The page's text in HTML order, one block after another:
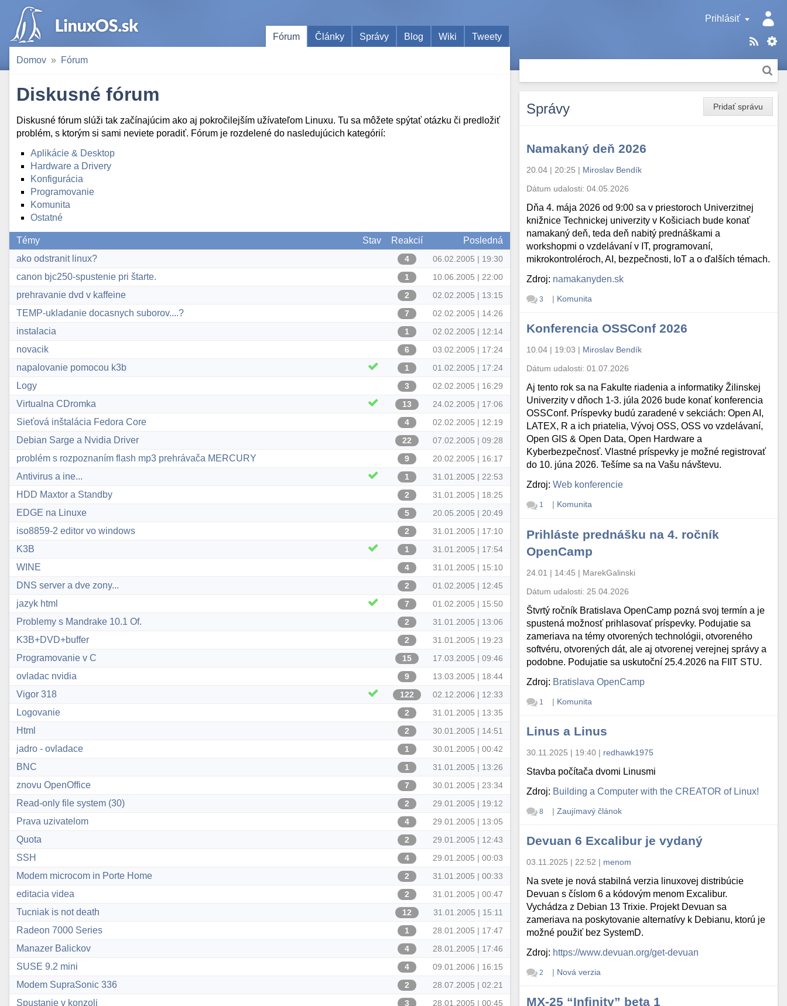
Prihlásiť
Fórum
Články Správy Blog Wiki Tweety
Domov Fórum
Diskusné fórum
Diskusné fórum slúži tak začínajúcim ako aj pokročilejším užívateľom Linuxu. Tu sa môžete spýtať otázku či predložiť
problém, s ktorým si sami neviete poradiť. Fórum je rozdelené do nasledujúcich kategórií:
Aplikácie & Desktop
Hardware a Drivery
Konfigurácia
Programovanie
Komunita
Ostatné
Témy Stav Reakcií
Posledná
ako odstranit linux?
4 06.02.2005 | 19:30
canon bjc250-spustenie pri štarte. 1 10.06.2005 | 22:00
prehravanie dvd v kaffeine 2 02.02.2005 | 13:15
TEMP-ukladanie docasnych suborov....? 7 02.02.2005 | 14:26
instalacia 1 02.02.2005 | 12:14
novacik 6 03.02.2005 | 17:24
napalovanie pomocou k3b 1 01.02.2005 | 17:24
Logy 3 02.02.2005 | 16:29
Virtualna CDromka 13 24.02.2005 | 17:06
Sieťová inštalácia Fedora Core 4 02.02.2005 | 12:19
Debian Sarge a Nvidia Driver 22 07.02.2005 | 09:28
problém s rozpoznaním flash mp3 prehrávača MERCURY 9 20.02.2005 | 16:17
Antivirus a ine... 1 31.01.2005 | 22:53
HDD Maxtor a Standby 2 31.01.2005 | 18:25
EDGE na Linuxe 5 20.05.2005 | 20:49
iso8859-2 editor vo windows 2 31.01.2005 | 17:10
K3B 1 31.01.2005 | 17:54
WINE 4 31.01.2005 | 15:10
DNS server a dve zony... 2 01.02.2005 | 12:45
jazyk html 7 01.02.2005 | 15:50
Problemy s Mandrake 10.1 Of. 2 31.01.2005 | 13:06
K3B+DVD+buffer 2 31.01.2005 | 19:23
Programovanie v C 15 17.03.2005 | 09:46
ovladac nvidia 9 13.03.2005 | 18:44
Vigor 318 122 02.12.2006 | 12:33
Logovanie 2 31.01.2005 | 13:35
Html 2 30.01.2005 | 14:51
jadro - ovladace 1 30.01.2005 | 00:42
BNC 1 31.01.2005 | 13:26
znovu OpenOffice 7 30.01.2005 | 23:34
Read-only file system (30) 2 29.01.2005 | 19:12
Prava uzivatelom 4 29.01.2005 | 13:05
Quota 2 29.01.2005 | 12:43
SSH 4 29.01.2005 | 00:03
Modem microcom in Porte Home 2 31.01.2005 | 00:33
editacia videa 2 31.01.2005 | 00:47
Tucniak is not death 12 31.01.2005 | 15:11
Radeon 7000 Series 1 28.01.2005 | 17:47
Manazer Balickov 4 28.01.2005 | 17:46
SUSE 9.2 mini 4 09.01.2006 | 16:15
Modem SupraSonic 336 2 28.07.2005 | 02:21
Spustanie v konzoli 3 28.01.2005 | 00:45
Pridať správu
Správy
Namakaný deň 2026
20.04 | 20:25 | Miroslav Bendík
Dátum udalosti:04.05.2026
Dňa 4. mája 2026 od 9:00 sa v priestoroch Univerzitnej
knižnice Technickej univerzity v Košiciach bude konať
namakaný deň, teda deň nabitý prednáškami a
workshopmi o vzdelávaní v IT, programovaní,
mikrokontroléroch, AI, bezpečnosti, IoT a o ďalších témach.
Zdroj: namakanyden.sk
3 | Komunita
Konferencia OSSConf 2026
10.04 | 19:03 | Miroslav Bendík
Dátum udalosti:01.07.2026
Aj tento rok sa na Fakulte riadenia a informatiky Žilinskej
Univerzity v dňoch 1-3. júla 2026 bude konať konferencia
OSSConf. Príspevky budú zaradené v sekciách: Open AI,
LATEX, R a ich priatelia, Vývoj OSS, OSS vo vzdelávaní,
Open GIS & Open Data, Open Hardware a
Kyberbezpečnosť. Vlastné príspevky je možné registrovať
do 10. júna 2026. Tešíme sa na Vašu návštevu.
Zdroj:Web konferencie
1 | Komunita
Prihláste prednášku na 4. ročník
OpenCamp
24.01 | 14:45 | MarekGalinski
Dátum udalosti: 25.04.2026
Štvrtý ročník Bratislava OpenCamp pozná svoj termín a je
spustená možnosť prihlasovať príspevky. Podujatie sa
zameriava na témy otvorených technológii, otvoreného
softvéru, otvorených dát, ale aj otvorenej verejnej správy a
podobne. Podujatie sa uskutoční 25.4.2026 na FIIT STU.
Zdroj: Bratislava OpenCamp
1 | Komunita
Linus a Linus
30.11.2025 | 19:40 | redhawk1975
Stavba počítača dvomi Linusmi
Zdroj: Building a Computer with the CREATOR of Linux!
8 | Zaujímavý článok
Devuan 6 Excalibur je vydaný
03.11.2025 | 22:52 | menom
Na svete je nová stabilná verzia linuxovej distribúcie
Devuan s číslom 6 a kódovým menom Excalibur.
Vychádza z Debian 13 Trixie. Projekt Devuan sa
zameriava na poskytovanie alternatívy k Debianu, ktorú je
možné použiť bez SystemD.
Zdroj: https://www.devuan.org/get-devuan
2 | Nová verzia
MX-25 “Infinity” beta 1